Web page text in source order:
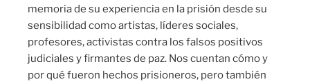
memoria de su experiencia en la prisión desde su
sensibilidad como artistas, líderes sociales,
profesores, activistas contra los falsos positivos
judiciales y firmantes de paz. Nos cuentan cómo y
por qué fueron hechos prisioneros, pero también